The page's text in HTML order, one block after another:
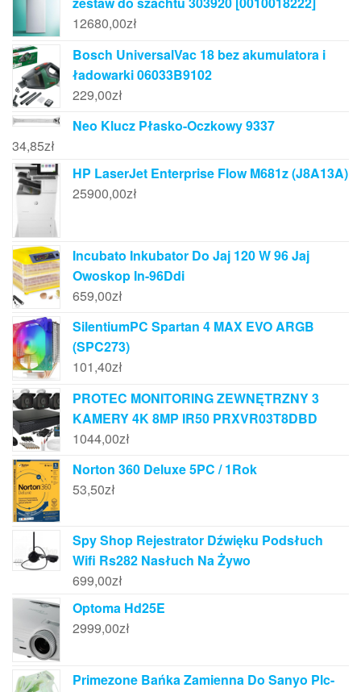
12680,00zł
Bosch UniversalVac 18 bez akumulatora i
ładowarki 06033B9102
229,00zł
Neo Klucz Płasko-Oczkowy 9337
34,85zł
HP LaserJet Enterprise Flow M681z (J8A13A)
25900,00zł
Incubato Inkubator Do Jaj 120 W 96 Jaj
Owoskop In-96Ddi
659,00zł
SilentiumPC Spartan 4 MAX EVO ARGB
(SPC273)
101,40zł
PROTEC MONITORING ZEWNĘTRZNY 3
KAMERY 4K 8MP IR50 PRXVR03T8DBD
1044,00zł
Norton 360 Deluxe 5PC / 1Rok
53,50zł
Spy Shop Rejestrator Dźwięku Podsłuch
Wifi Rs282 Nasłuch Na Żywo
699,00zł
Optoma Hd25E
2999,00zł
Primezone Bańka Zamienna Do Sanyo Plc-